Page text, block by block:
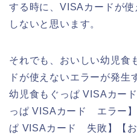
する時に、VISAカードが
しないと思います。
それでも、おいしい幼児食
ドが使えないエラーが発生
幼児食もぐっぱ VISAカー
っぱ VISAカード エラー
ぱ VISAカード 失敗】【